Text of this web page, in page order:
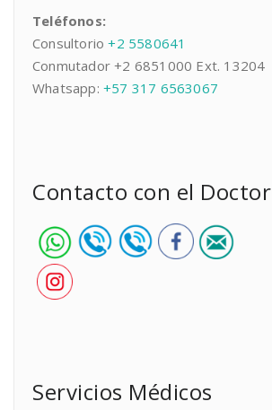
Teléfonos:
Consultorio+2 5580641
Conmutador +2 6851000 Ext. 13204
Whatsapp: +57 317 6563067
Contacto con el Doctor
Servicios Médicos